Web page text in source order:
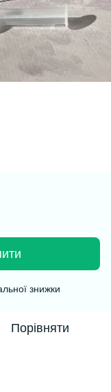
знижки
Порівняти